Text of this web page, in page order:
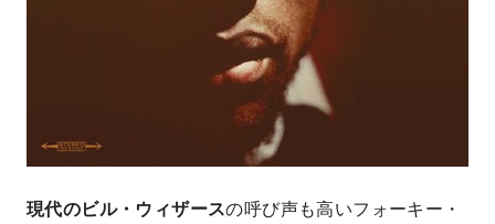
現代のビル・ウィザースの呼び声も高いフォーキー・